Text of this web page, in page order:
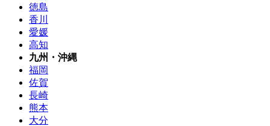
徳島
香川
愛媛
高知
九州・沖縄
福岡
佐賀
長崎
熊本
大分